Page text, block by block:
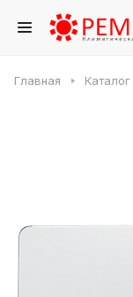
Главная Каталог